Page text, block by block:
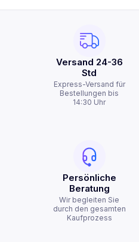
Versand 24-36
Std
Express-Versand für
Bestellungen bis
14:30 Uhr
Persönliche
Beratung
Wir begleiten Sie
durch den gesamten
Kaufprozess